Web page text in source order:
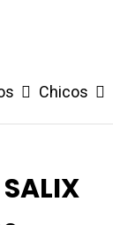
Chicos